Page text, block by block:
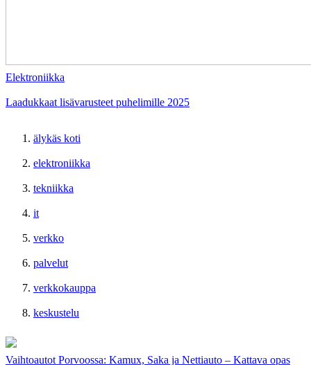
Elektroniikka
Laadukkaat lisävarusteet puhelimille 2025
älykäs koti
elektroniikka
tekniikka
it
verkko
palvelut
verkkokauppa
keskustelu
Vaihtoautot Porvoossa: Kamux, Saka ja Nettiauto – Kattava opas